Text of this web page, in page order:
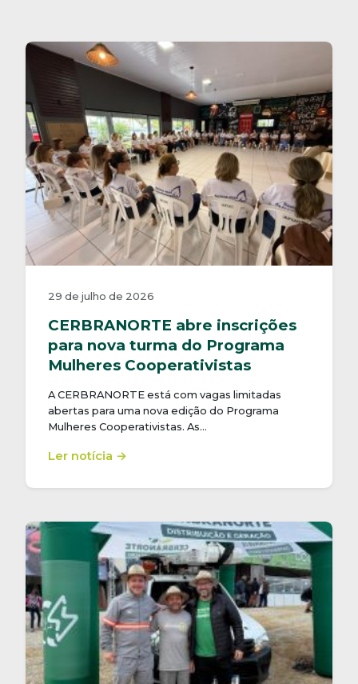
29 de julho de 2026
CERBRANORTE abre inscrições
para nova turma do Programa
Mulheres Cooperativistas
A CERBRANORTE está com vagas limitadas
abertas para uma nova edição do Programa
Mulheres Cooperativistas. As…
Ler notícia →